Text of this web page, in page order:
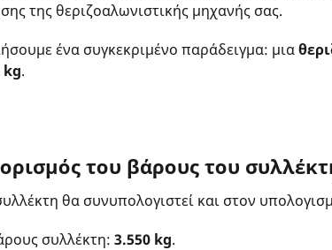
της θεριζοαλωνιστικής μηχανής σας.
ένα συγκεκριμένο παράδειγμα: μια
kg.
του βάρους του
θα συνυπολογιστεί και στον
συλλέκτη: 3.550 kg.